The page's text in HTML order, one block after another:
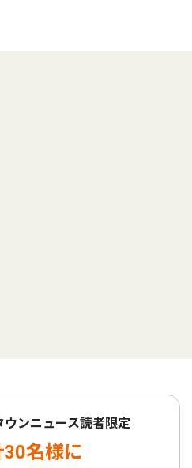
ウンニュース読者限定
名様に